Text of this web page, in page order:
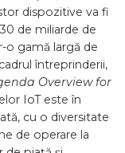
dispozitive va fi
de miliarde de
gamă largă de
întreprinderii,
Overview for
IoT este în
cu o diversitate
de operare la